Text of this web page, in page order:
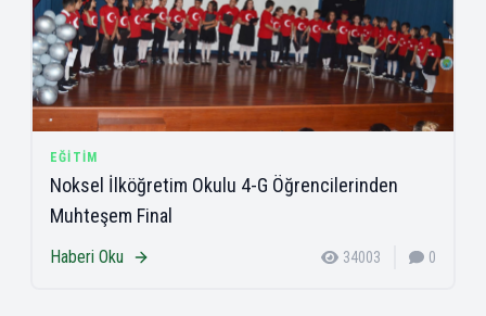
EĞITIM
Noksel İlköğretim Okulu 4-G Öğrencilerinden
Muhteşem Final
Haberi Oku 34003 0